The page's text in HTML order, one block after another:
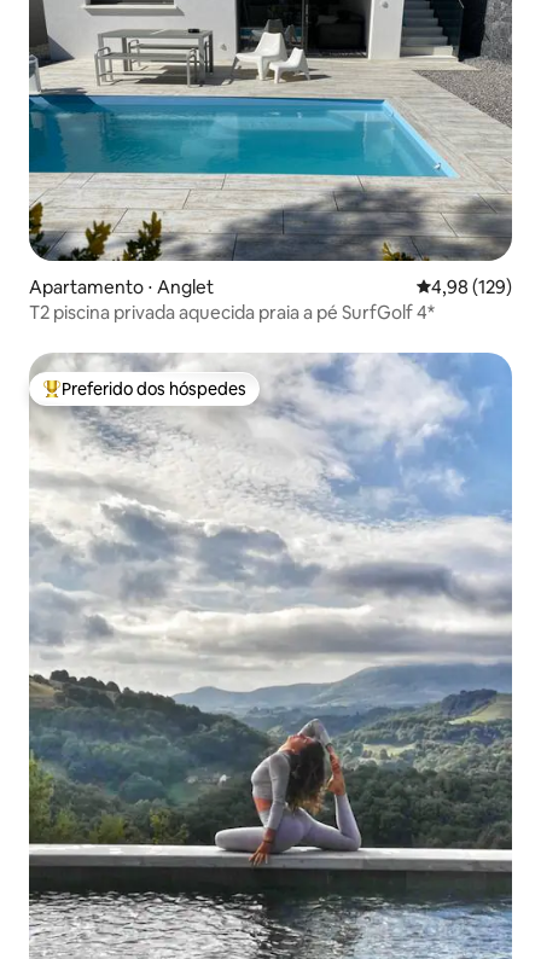
Apartamento ⋅ Anglet 4,98 de uma
4,98 (129)
T2 piscina privada aquecida praia a pé SurfGolf 4*
Entre os melhores preferidos dos hóspedes
Preferido dos hóspedes